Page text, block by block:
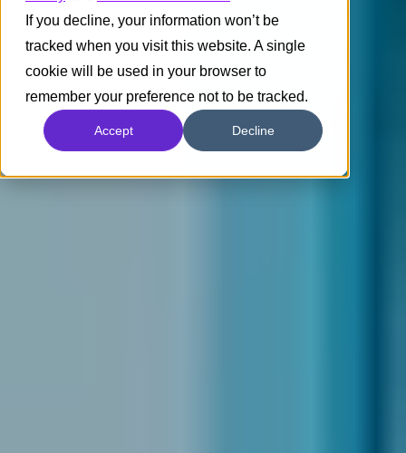
If you decline, your information won’t be
tracked when you visit this website. A single
cookie will be used in your browser to
remember your preference not to be tracked.
Accept Decline